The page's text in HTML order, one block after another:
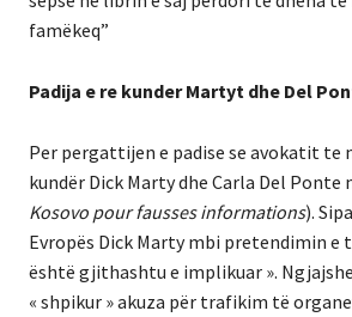
famëkeq”
Padija e re kunder Martyt dhe Del
Per pergattijen e padise se avokatit te
kundër Dick Marty dhe Carla Del
Kosovo pour fausses informations).
Evropës Dick Marty mbi pretendimin
është gjithashtu e implikuar ».
« shpikur » akuza për trafikim të